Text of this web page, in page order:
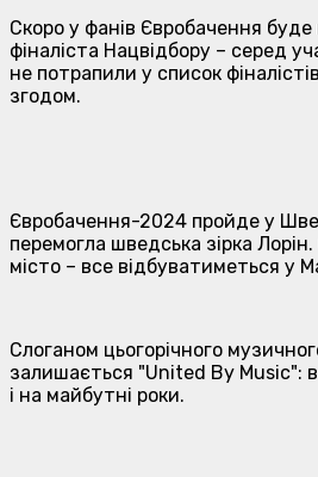
Скоро у фанів Євробачення
фіналіста Нацвідбору – серед
не потрапили у список
згодом.
Євробачення-2024 пройде у
перемогла шведська зірка
місто – все відбуватиметься у
Слоганом цьогорічного
залишається "United By Music":
і на майбутні роки.